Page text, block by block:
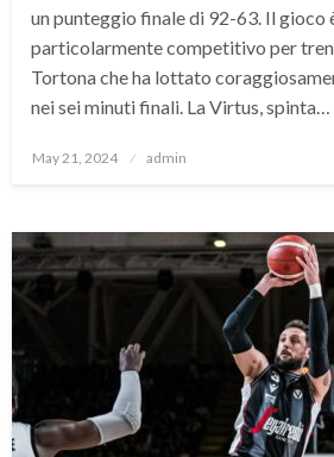
un punteggio finale di 92-63. Il gioco
particolarmente competitivo per
Tortona che ha lottato
nei sei minuti finali. La Virtus, spinta…
Posted
May 21, 2024 admin